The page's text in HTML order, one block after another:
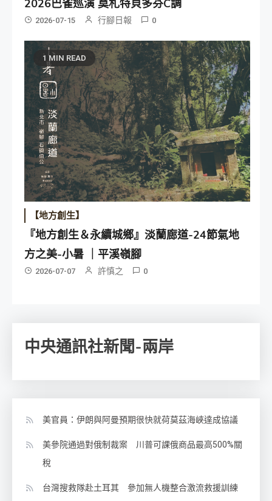
2026巴雀巡演 莫札特貝多芬C調
2026-07-15 行腳日報 0
1 MIN READ
【地方創生】
『地方創生＆永續城鄉』淡蘭廊道-24節氣地
方之美-小暑 ｜平溪嶺腳
2026-07-07 許慎之 0
中央通訊社新聞-兩岸
美官員：伊朗與阿曼預期很快就荷莫茲海峽達成協議
美參院通過對俄制裁案 川普可課俄商品最高500%關
稅
台灣搜救隊赴土耳其 參加無人機整合激流救援訓練